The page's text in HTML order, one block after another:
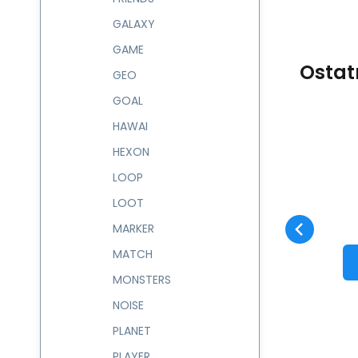
Kód:
GALAXY
GAME
GEO
GOAL
HAWAI
HEXON
LOOP
LOOT
MARKER
MATCH
MONSTERS
NOISE
PLANET